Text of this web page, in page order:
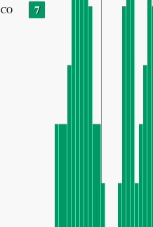
CO 7